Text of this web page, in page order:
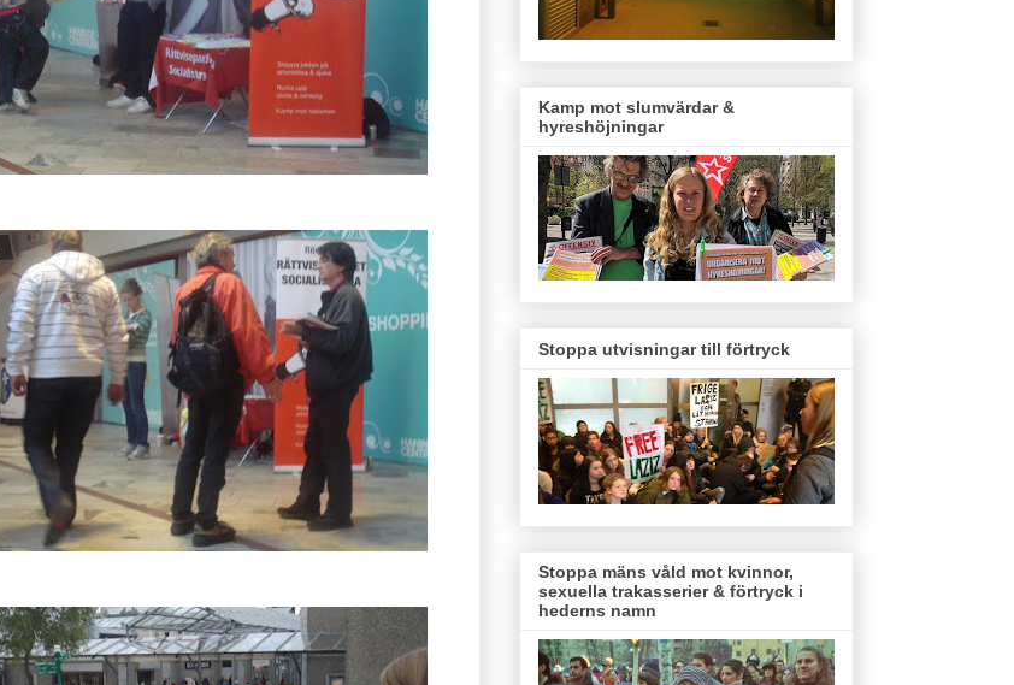
Kamp mot slumvärdar &
hyreshöjningar
Stoppa utvisningar till förtryck
Stoppa mäns våld mot kvinnor,
sexuella trakasserier & förtryck i
hederns namn